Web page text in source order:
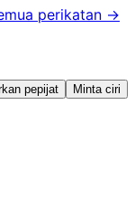
perikatan →
pepijat Minta ciri